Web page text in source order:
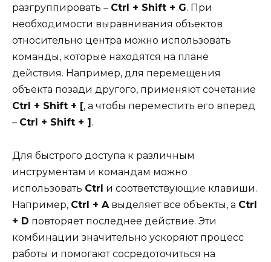
разгруппировать – Ctrl + Shift + G. При
необходимости выравнивания объектов
относительно центра можно использовать
команды, которые находятся на плане
действия. Например, для перемещения
объекта позади другого, применяют сочетание
Ctrl + Shift + [, а чтобы переместить его вперед
– Ctrl + Shift + ] .
Для быстрого доступа к различным
инструментам и командам можно
использовать Ctrl и соответствующие клавиши.
Например, Ctrl + A выделяет все объекты, а Ctrl
+ D повторяет последнее действие. Эти
комбинации значительно ускоряют процесс
работы и помогают сосредоточиться на